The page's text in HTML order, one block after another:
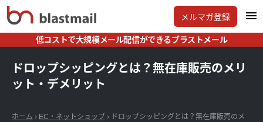
メルマガ登録
低コストで大規模メール配信ができるブラストメール
ドロップシッピングとは？無在庫販売のメリ
ット・デメリット
ホーム › EC・ネットショップ › ドロップシッピングとは？無在庫販売のメ